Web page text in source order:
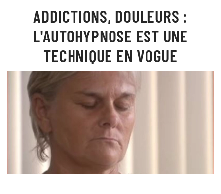
ADDICTIONS, DOULEURS :
L'AUTOHYPNOSE EST UNE
TECHNIQUE EN VOGUE